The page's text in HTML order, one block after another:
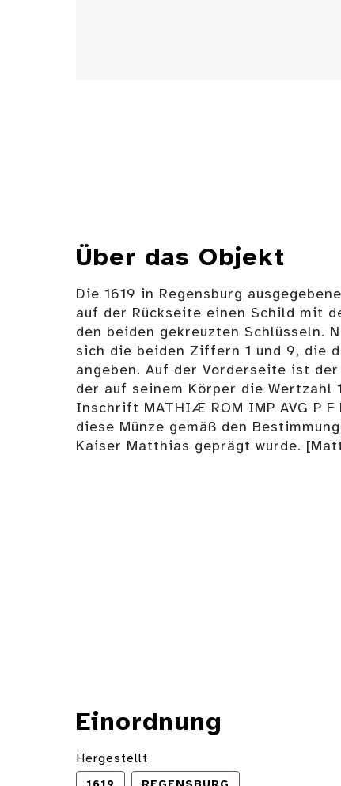
Über das Objekt
Die 1619 in Regensburg
auf der Rückseite einen Schild mit
den beiden gekreuzten Schlüsseln.
sich die beiden Ziffern 1 und 9, die
angeben. Auf der Vorderseite ist
der auf seinem Körper die Wertzahl
Inschrift MATHIÆ ROM IMP AVG P F
diese Münze gemäß den
Kaiser Matthias geprägt wurde.
Einordnung
Hergestellt